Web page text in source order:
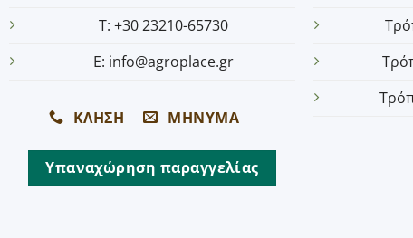
T: +30 23210-65730
E: info@agroplace.gr
ΚΛΗΣΗ ΜΗΝΥΜΑ
Υπαναχώρηση παραγγελίας